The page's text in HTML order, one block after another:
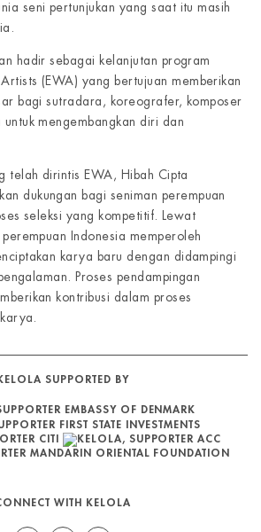
seni pertunjukan yang saat itu masih
hadir sebagai kelanjutan program
(EWA) yang bertujuan memberikan
bagi sutradara, koreografer, komposer
mengembangkan diri dan
telah dirintis EWA, Hibah Cipta
dukungan bagi seniman perempuan
seleksi yang kompetitif. Lewat
Indonesia memperoleh
karya baru dengan didampingi
Proses pendampingan
kontribusi dalam proses
SUPPORTED BY
WITH KELOLA